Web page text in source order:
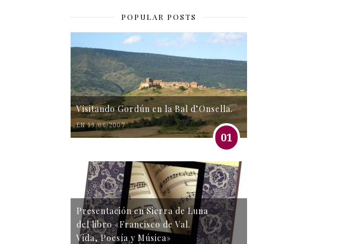
POPULAR POSTS
Visitando Gordún en la Bal d’Onsella.
EN 19/06/2007
01
Presentación en Sierra de Luna
del libro «Francisco de Val.
Vida, Poesía y Música»